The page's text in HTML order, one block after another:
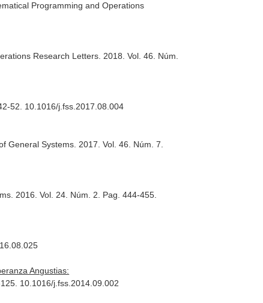
Programming and Operations
Research Letters . 2018. Vol. 46. Núm.
52. 10.1016/j.fss.2017.08.004
General Systems . 2017. Vol. 46. Núm. 7.
. 2016. Vol. 24. Núm. 2. Pag. 444-455.
Angustias:
125. 10.1016/j.fss.2014.09.002